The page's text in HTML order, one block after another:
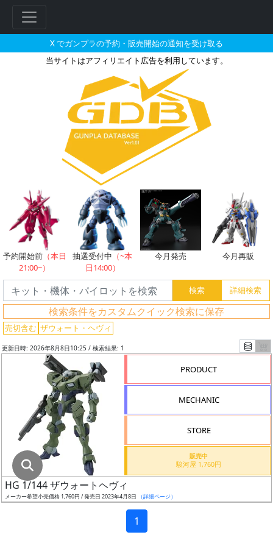
X でガンプラの予約・販売開始の通知を受け取る
当サイトはアフィリエイト広告を利用しています。
ザウォート・ヘヴィのガンプラ
予約開始前（本日
21:00~）
抽選受付中 （~本
日14:00）
今月発売 今月再販
検索条件をカスタムクイック検索に保存
売切含む ザウォート・ヘヴィ
索
グ
レ
ド
成
形
色
更新日時: 2026年8月8日10:25 / 検索結果: 1
PRODUCT
MECHANIC
STORE
販売中
駿河屋 1,760円
HG 1/144 ザウォートヘヴィ
メーカー希望小売価格 1,760円 / 発売日 2023年4月8日 （詳細ページ）
1